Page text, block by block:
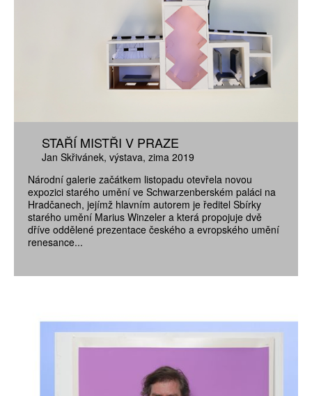
STAŘÍ MISTŘI V PRAZE
Jan Skřivánek výstava zima 2019
Národní galerie začátkem listopadu otevřela novou
expozici starého umění ve Schwarzenberském paláci na
Hradčanech, jejímž hlavním autorem je ředitel Sbírky
starého umění Marius Winzeler a která propojuje dvě
dříve oddělené prezentace českého a evropského umění
renesance...